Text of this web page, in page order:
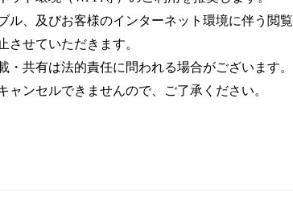
ル、及びお客様のインターネット環境に伴う閲
させていただきます。
・共有は法的責任に問われる場合がございます。
ャンセルできませんので、ご了承ください。